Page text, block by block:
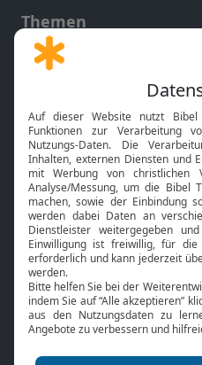
Themen
Gott und Bibel erklärt
Neuigkeiten
Bibel TV
Über uns
Jobs
Mediadaten